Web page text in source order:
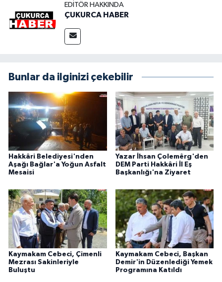
EDITÖR HAKKINDA
ÇUKURCA HABER
Bunlar da ilginizi çekebilir
Hakkâri Belediyesi'nden
Aşağı Bağlar'a Yoğun Asfalt
Mesaisi
Yazar İhsan Çolemêrg'den
DEM Parti Hakkâri İl Eş
Başkanlığı'na Ziyaret
Kaymakam Cebeci, Çimenli
Mezrası Sakinleriyle
Buluştu
Kaymakam Cebeci, Başkan
Demir'in Düzenlediği Yemek
Programına Katıldı